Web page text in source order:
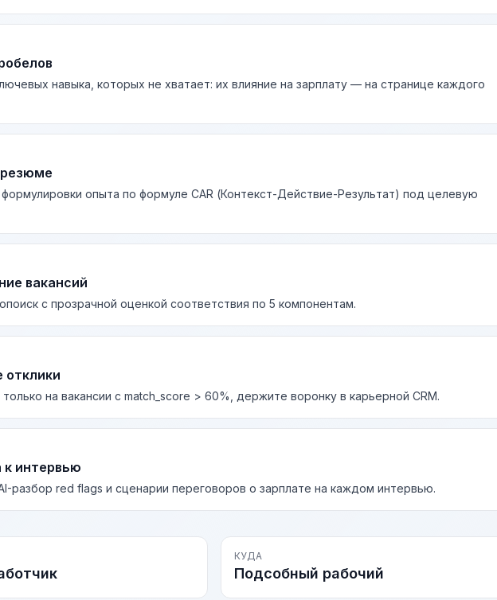
навыка, которых не хватает: их влияние на зарплату — на странице каждого
опыта по формуле CAR (Контекст-Действие-Результат) под целевую
вакансий
с прозрачной оценкой соответствия по 5 компонентам.
отклики
на вакансии с match_score > 60%, держите воронку в карьерной CRM.
к интервью
разбор red flags и сценарии переговоров о зарплате на каждом интервью.
КУДА
Подсобный рабочий